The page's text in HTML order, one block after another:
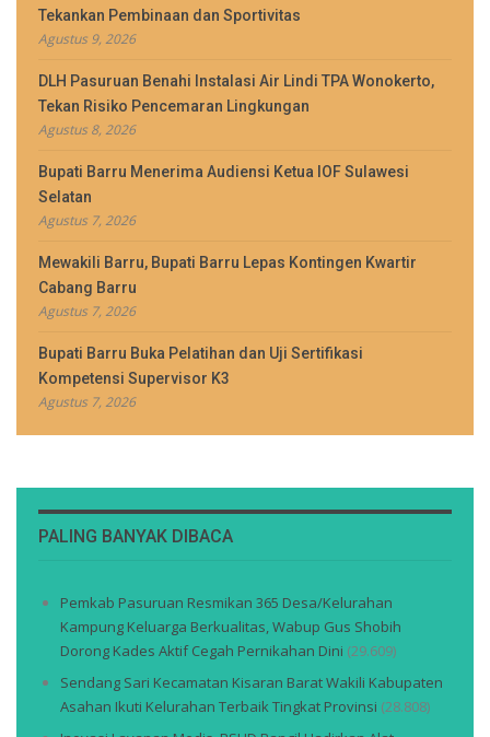
Tekankan Pembinaan dan Sportivitas
Agustus 9, 2026
DLH Pasuruan Benahi Instalasi Air Lindi TPA Wonokerto,
Tekan Risiko Pencemaran Lingkungan
Agustus 8, 2026
Bupati Barru Menerima Audiensi Ketua IOF Sulawesi
Selatan
Agustus 7, 2026
Mewakili Barru, Bupati Barru Lepas Kontingen Kwartir
Cabang Barru
Agustus 7, 2026
Bupati Barru Buka Pelatihan dan Uji Sertifikasi
Kompetensi Supervisor K3
Agustus 7, 2026
PALING BANYAK DIBACA
Pemkab Pasuruan Resmikan 365 Desa/Kelurahan
Kampung Keluarga Berkualitas, Wabup Gus Shobih
Dorong Kades Aktif Cegah Pernikahan Dini (29.609)
Sendang Sari Kecamatan Kisaran Barat Wakili Kabupaten
Asahan Ikuti Kelurahan Terbaik Tingkat Provinsi (28.808)